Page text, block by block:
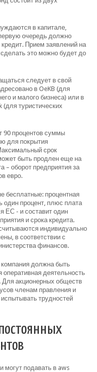
в капитале,
очередь должно
Прием заявлений на
это можно будет до
следует в свой
в OeKB (для
и малого бизнеса) или в
туристических
90 процентов суммы
для покрытия
срок
быть продлен еще на
– оборот предприятия за
евро.
бесплатные: процентная
один процент, плюс плата
ЕС - и составит один
и срока кредита.
индивидуально
в соответствии с
финансов.
компания должна быть
оперативная деятельность
акционерных обществ
членам правления и
трудностей
могут подавать в aws